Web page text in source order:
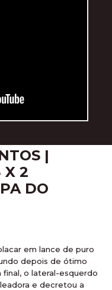
|
X 2
DO
em lance de puro
depois de ótimo
o lateral-esquerdo
e decretou a